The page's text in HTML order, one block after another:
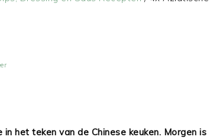
het teken van de Chinese keuken. Morgen is